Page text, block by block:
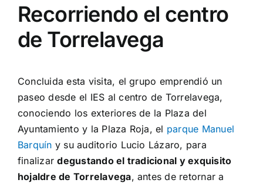
Recorriendo el centro
de Torrelavega
Concluida esta visita, el grupo emprendió un
paseo desde el IES al centro de Torrelavega,
conociendo los exteriores de la Plaza del
Ayuntamiento y la Plaza Roja, el parque Manuel
Barquín y su auditorio Lucio Lázaro, para
finalizardegustando el tradicional y exquisito
hojaldre de Torrelavega, antes de retornar a